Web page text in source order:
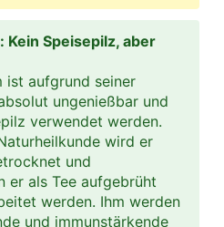
Kein Speisepilz, aber
ist aufgrund seiner
ungenießbar und
verwendet werden.
wird er
und
er als Tee aufgebrüht
werden. Ihm werden
und immunstärkende